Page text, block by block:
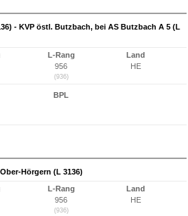
- KVP östl. Butzbach, bei AS Butzbach A 5 (L
L-Rang
956
(936)
Land
HE
BPL
Hörgern (L 3136)
L-Rang
956
(936)
Land
HE